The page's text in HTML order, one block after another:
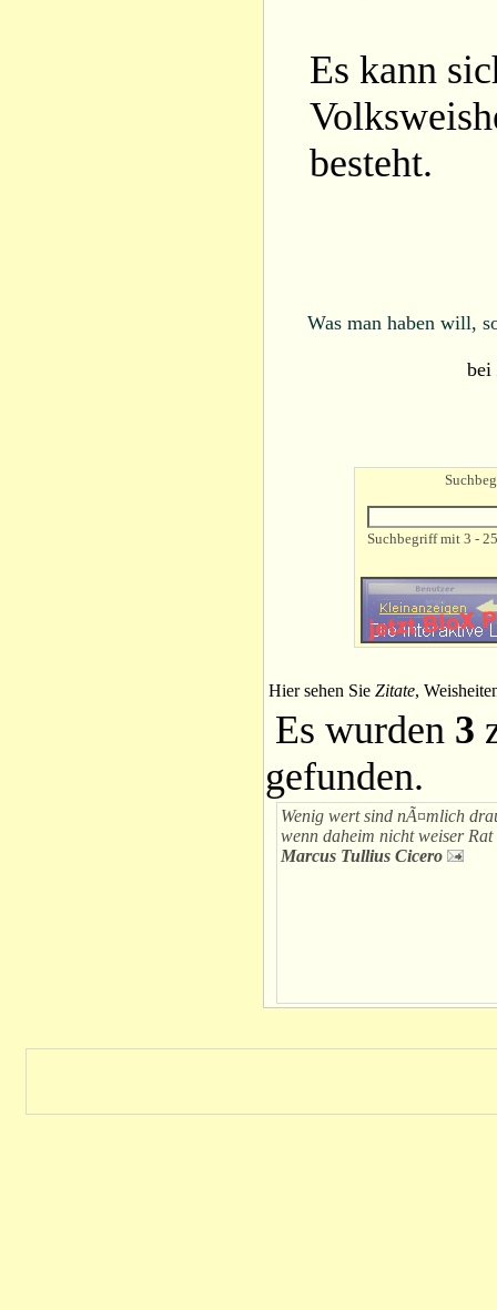
Es kann
besteht.
Was man haben will,
bei
Suchbegriff mit 3 -
Hier sehen Sie Zitate,
Es wurden 3
gefunden.
Wenig wert sind nÃ¤mlich
wenn daheim nicht weiser
Marcus Tullius Cicero